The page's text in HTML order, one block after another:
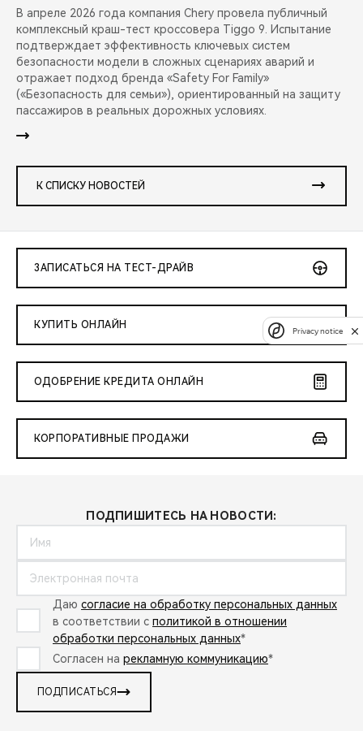
В апреле 2026 года компания Chery провела публичный
комплексный краш-тест кроссовера Tiggo 9. Испытание
подтверждает эффективность ключевых систем
безопасности модели в сложных сценариях аварий и
отражает подход бренда «Safety For Family»
(«Безопасность для семьи»), ориентированный на защиту
пассажиров в реальных дорожных условиях.
К СПИСКУ НОВОСТЕЙ
ЗАПИСАТЬСЯ НА ТЕСТ-ДРАЙВ
КУПИТЬ ОНЛАЙН
ОДОБРЕНИЕ КРЕДИТА ОНЛАЙН
КОРПОРАТИВНЫЕ ПРОДАЖИ
ПОДПИШИТЕСЬ НА НОВОСТИ:
Даю согласие на обработку персональных данных
в соответствии с политикой в отношении
обработки персональных данных*
Согласен на рекламную коммуникацию*
ПОДПИСАТЬСЯ
Privacy notice